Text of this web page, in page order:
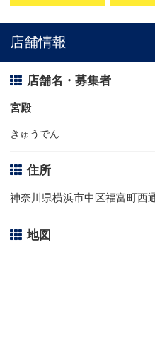
店舗情報
店舗名・募集者
宮殿
きゅうでん
住所
神奈川県横浜市中区福富町西
地図